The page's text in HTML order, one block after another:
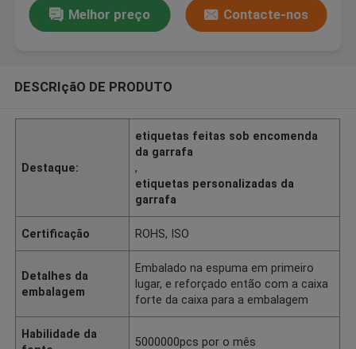
Melhor preço Contacte-nos
DESCRIçãO DE PRODUTO
Destaque:
etiquetas feitas sob encomenda
da garrafa
,
etiquetas personalizadas da
garrafa
Certificação ROHS, ISO
Detalhes da
embalagem
Embalado na espuma em primeiro
lugar, e reforçado então com a caixa
forte da caixa para a embalagem
Habilidade da
5000000pcs por o mês